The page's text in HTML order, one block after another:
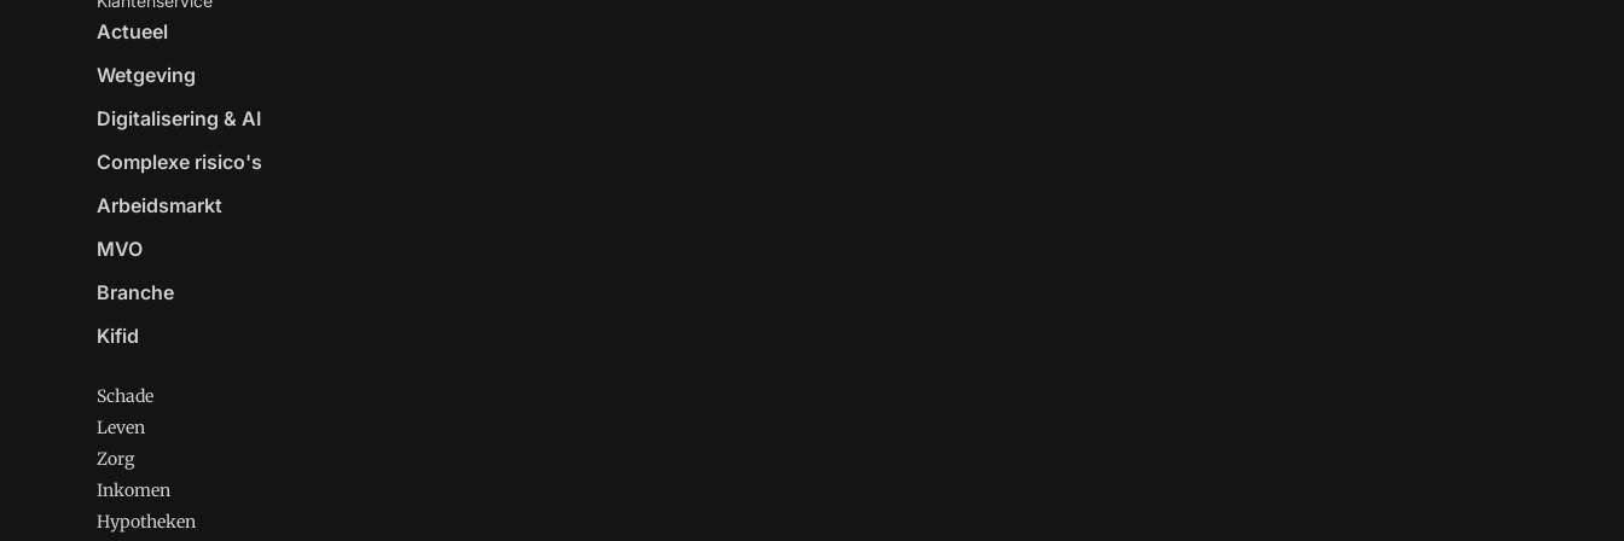
Actueel
Wetgeving
Digitalisering & AI
Complexe risico's
Arbeidsmarkt
MVO
Branche
Kifid
Schade
Leven
Zorg
Inkomen
Hypotheken